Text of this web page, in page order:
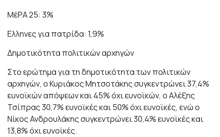
ΜέΡΑ 25: 3%
Ελληνες για πατρίδα: 1,9%
Δημοτικότητα πολιτικών αρχηγών
Στο ερώτημα για τη δημοτικότητα των πολιτικών
αρχηγών, ο Κυριάκος Μητσοτάκης συγκεντρώνει 37,4%
ευνοϊκών απόψεων και 45% όχι ευνοϊκών, ο Αλέξης
Τσίπρας 30,7% ευνοϊκές και 50% όχι ευνοϊκές, ενώ ο
Νίκος Ανδρουλάκης συγκεντρώνει 30,4% ευνοϊκές και
13,8% όχι ευνοϊκές.